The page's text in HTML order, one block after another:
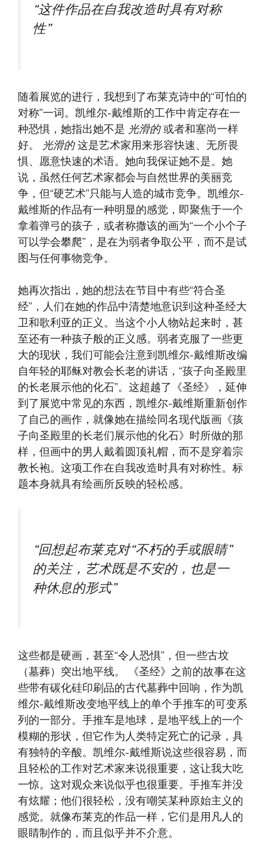
“这件作品在自我改造时具有对称
性”
随着展览的进行，我想到了布莱克诗中的“可怕的
对称”一词。凯维尔-戴维斯的工作中肯定存在一
种恐惧，她指出她不是 光滑的或者和塞尚一样
好。 光滑的这是艺术家用来形容快速、无所畏
惧、愿意快速的术语。她向我保证她不是。她
说，虽然任何艺术家都会与自然世界的美丽竞
争，但“硬艺术”只能与人造的城市竞争。凯维尔-
戴维斯的作品有一种明显的感觉，即聚焦于一个
拿着弹弓的孩子，或者称撒该的画为“一个小个子
可以学会攀爬”，是在为弱者争取公平，而不是试
图与任何事物竞争。
她再次指出，她的想法在节目中有些“符合圣
经”，人们在她的作品中清楚地意识到这种圣经大
卫和歌利亚的正义。当这个小人物站起来时，甚
至还有一种孩子般的正义感。弱者克服了一些更
大的现状，我们可能会注意到凯维尔-戴维斯改编
自年轻的耶稣对教会长老的讲话，“孩子向圣殿里
的长老展示他的化石”。这超越了《圣经》，延伸
到了展览中常见的东西，凯维尔-戴维斯重新创作
了自己的画作，就像她在描绘同名现代版画《孩
子向圣殿里的长老们展示他的化石》时所做的那
样，但画中的男人戴着圆顶礼帽，而不是穿着宗
教长袍。这项工作在自我改造时具有对称性。标
题本身就具有绘画所反映的轻松感。
“回想起布莱克对“不朽的手或眼睛”
的关注，艺术既是不安的，也是一
种休息的形式”
这些都是硬画，甚至“令人恐惧”，但一些古坟
（墓葬）突出地平线。 《圣经》之前的故事在这
些带有碳化硅印刷品的古代墓葬中回响，作为凯
维尔-戴维斯改变地平线上的单个手推车的可变系
列的一部分。手推车是地球，是地平线上的一个
模糊的形状，但它作为人类特定死亡的记录，具
有独特的辛酸。凯维尔-戴维斯说这些很容易，而
且轻松的工作对艺术家来说很重要，这让我大吃
一惊。这对观众来说似乎也很重要。手推车并没
有炫耀；他们很轻松，没有嘲笑某种原始主义的
感觉。就像布莱克的作品一样，它们是用凡人的
眼睛制作的，而且似乎并不介意。